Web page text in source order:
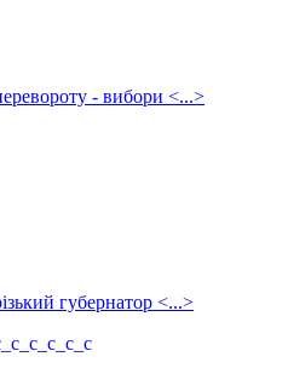
- вибори <...>
губернатор <...>